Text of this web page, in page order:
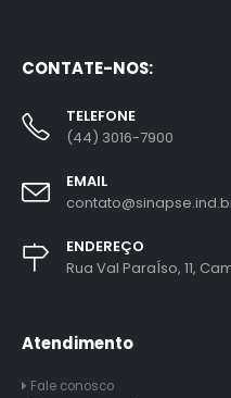
CONTATE-NOS:
TELEFONE
(44) 3016-7900
EMAIL
ENDEREÇO
Rua Val ParaÍso, 11,
Atendimento
Fale conosco